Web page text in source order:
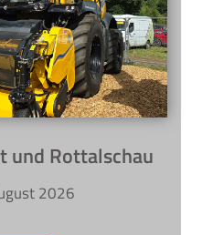
und Rottalschau
2026